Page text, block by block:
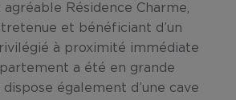
Résidence Charme,
et bénéficiant d’un
à proximité immédiate
a été en grande
également d’une cave